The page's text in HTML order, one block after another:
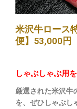
米沢牛ロース
便】53,000円
しゃぶしゃぶ用
厳選された米沢牛
を、ぜひしゃぶし